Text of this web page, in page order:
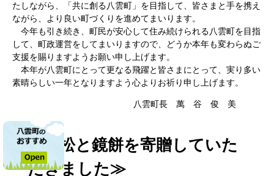
たしながら、「共に創る八雲町」を目指して、皆さまと手を携え
ながら、より良い町づくりを進めてまいります。
今年も引き続き、町民が安心して住み続けられる八雲町を目指
して、町政運営をしてまいりますので、どうか本年も変わらぬご
支援を賜りますようお願い申し上げます。
本年が八雲町にとって更なる飛躍と皆さまにとって、実り多い
素晴らしい一年となりますよう心よりお祈り申し上げます。
八雲町長 萬 谷 俊 美
≪門松と鏡餅を寄贈していた
だきました≫​